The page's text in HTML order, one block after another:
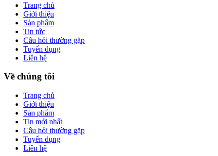
Trang chủ
Giới thiệu
Sản phẩm
Tin tức
Câu hỏi thường gặp
Tuyển dụng
Liên hệ
Về chúng tôi
Trang chủ
Giới thiệu
Sản phẩm
Tin mới nhất
Câu hỏi thường gặp
Tuyển dụng
Liên hệ